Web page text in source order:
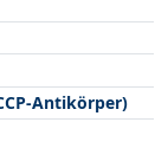
Antikörper)